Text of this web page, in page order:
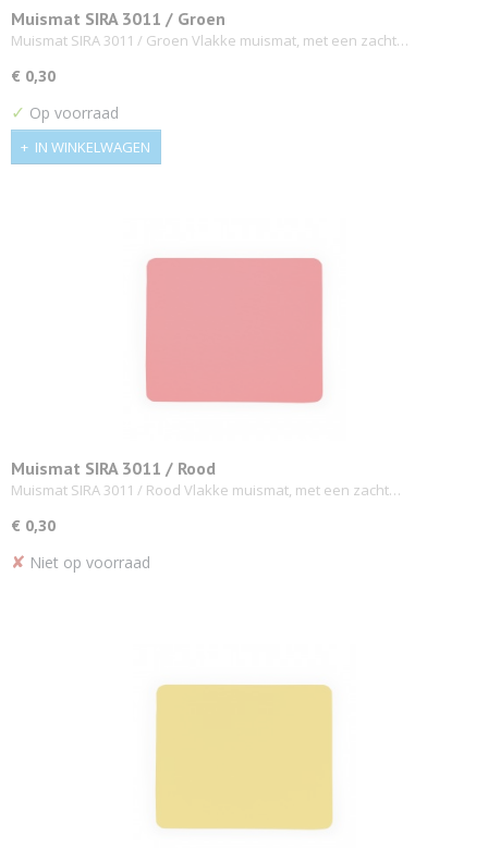
Muismat SIRA 3011 / Groen
Muismat SIRA 3011 / Groen Vlakke muismat, met een zacht…
€ 0,30
✓ Op voorraad
IN WINKELWAGEN
Muismat SIRA 3011 / Rood
Muismat SIRA 3011 / Rood Vlakke muismat, met een zacht…
€ 0,30
✘ Niet op voorraad